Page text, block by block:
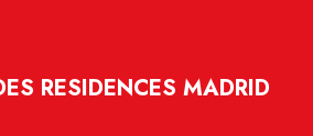
RESIDENCES MADRID